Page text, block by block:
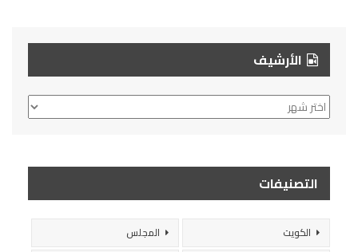
الأرشيف
الأرشيف
التصنيفات
الكويت
المجلس